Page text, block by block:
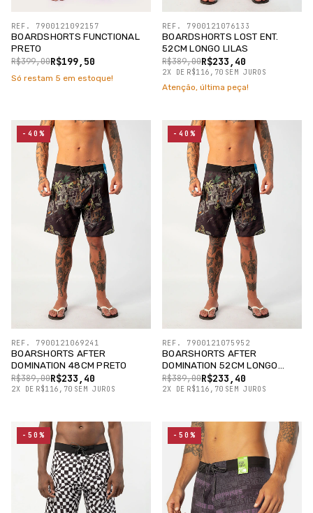
BOARDSHORTS FUNCTIONAL
PRETO
R$199,50
R$399,00
REF. 7900121092157
Só restam 5 em estoque!
BOARDSHORTS LOST ENT.
52CM LONGO LILAS
R$233,40
R$389,00
2X DE R$116,70 SEM JUROS
REF. 7900121076133
Atenção, última peça!
BOARSHORTS AFTER
DOMINATION 48CM PRETO
R$233,40
R$389,00
2X DE R$116,70 SEM JUROS
REF. 7900121069241
-40%
BOARSHORTS AFTER
DOMINATION 52CM LONGO
PRETO
R$233,40
R$389,00
2X DE R$116,70 SEM JUROS
REF. 7900121075952
-40%
-50% -50%